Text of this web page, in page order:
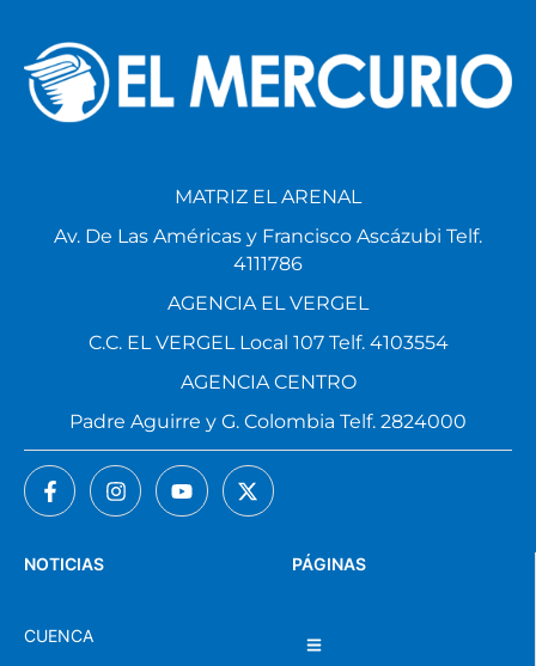
PÁGINAS
NOTICIAS
CUENCA
MATRIZ EL ARENAL
Av. De Las Américas y Francisco Ascázubi Telf.
4111786
AGENCIA EL VERGEL
C.C. EL VERGEL Local 107 Telf. 4103554
AGENCIA CENTRO
Padre Aguirre y G. Colombia Telf. 2824000